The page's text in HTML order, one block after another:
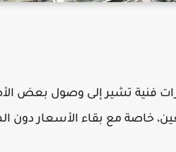
فنية تشير إلى وصول بعض
خاصة مع بقاء الأسعار دون